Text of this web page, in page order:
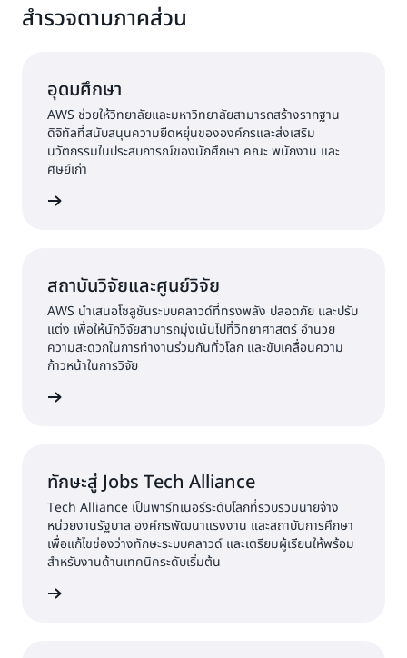
และสนับสนุนการเรียนรู้ตลอดชีวิต
ปลอดภัยที่สุดเพื่อรักษาความเป็นส่วนตัวของนักเรียน
กัน
สำรวจตามภาคส่วน
อุดมศึกษา
AWS ช่วยให้วิทยาลัยและมหาวิทยาลัยสามารถสร้างรากฐาน
ดิจิทัลที่สนับสนุนความยืดหยุ่นขององค์กรและส่งเสริม
นวัตกรรมในประสบการณ์ของนักศึกษา คณะ พนักงาน และ
ศิษย์เก่า
สถาบันวิจัยและศูนย์วิจัย
AWS นำเสนอโซลูชันระบบคลาวด์ที่ทรงพลัง ปลอดภัย และปรับ
แต่ง เพื่อให้นักวิจัยสามารถมุ่งเน้นไปที่วิทยาศาสตร์ อำนวย
ความสะดวกในการทำงานร่วมกันทั่วโลก และขับเคลื่อนความ
ก้าวหน้าในการวิจัย
ทักษะสู่ Jobs Tech Alliance
Tech Alliance เป็นพาร์ทเนอร์ระดับโลกที่รวบรวมนายจ้าง
หน่วยงานรัฐบาล องค์กรพัฒนาแรงงาน และสถาบันการศึกษา
เพื่อแก้ไขช่องว่างทักษะระบบคลาวด์ และเตรียมผู้เรียนให้พร้อม
สำหรับงานด้านเทคนิคระดับเริ่มต้น